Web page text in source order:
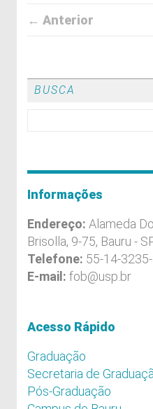
← Anterior
BUSCA
Informações
Endereço: Alameda
Brisolla, 9-75, Bauru -
Telefone: 55-14-
E-mail: fob@usp.br
Acesso Rápido
Graduação
Secretaria de
Pós-Graduação